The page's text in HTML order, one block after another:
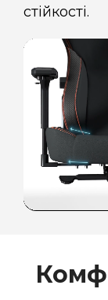
стійкості.